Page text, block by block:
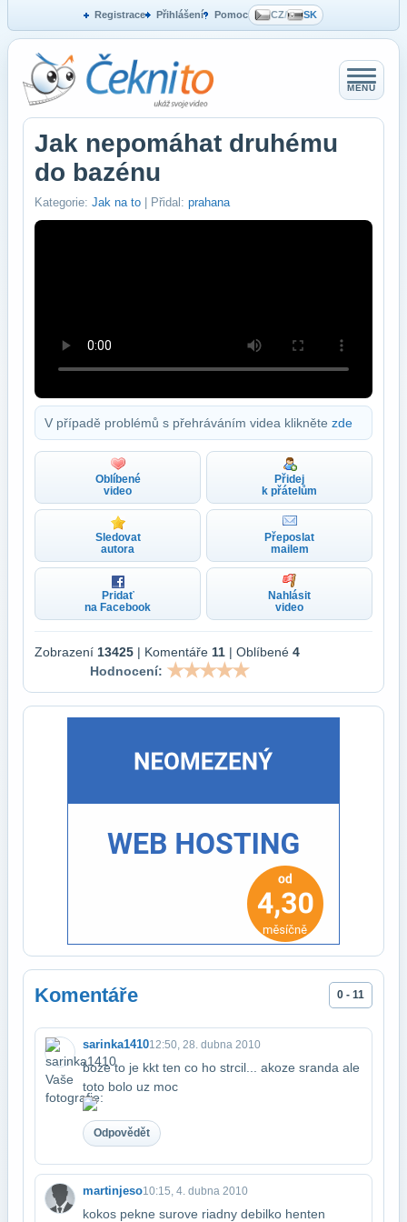
Registrace Přihlášení Pomoc CZ/ SK
MENU
Jak nepomáhat druhému
do bazénu
Kategorie: Jak na to | Přidal: prahana
V případě problémů s přehráváním videa klikněte zde
Oblíbené
video
Přidej
k přátelům
Sledovat
autora
Přeposlat
mailem
Pridať
na Facebook
Nahlásit
video
Zobrazení 13425 | Komentáře 11 | Oblíbené 4
Hodnocení:
Komentáře 0 - 11
sarinka141012:50, 28. dubna 2010
boze to je kkt ten co ho strcil... akoze sranda ale
toto bolo uz moc
Odpovědět
martinjeso10:15, 4. dubna 2010
kokos pekne surove riadny debilko henten